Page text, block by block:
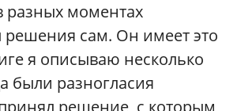
разных моментах
сам. Он имеет это
я описываю несколько
были разногласия